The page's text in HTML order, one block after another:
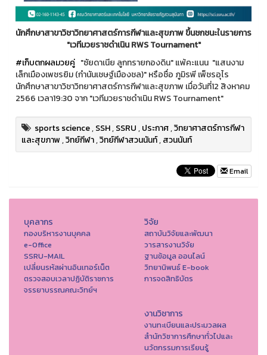
นักศึกษาสาขาวิชาวิทยาศาสตร์การกีฬาและสุขภาพ ขึ้นชกชนะในรายการ
"เวทีมวยราชดำเนิน RWS Tournament"
#เก็บตกผลมวยคู่ "ซัยดาเนีย ลูกทรายกองดิน" แพ้คะแนน "แสนงาม
เล็กเมืองเพชรยิม (กำนันเชษฐ์เมืองชล)" หรือชื่อ ภูมิรพี เพ็ชรอุไร
นักศึกษาสาขาวิชาวิทยาศาสตร์การกีฬาและสุขภาพ เมื่อวันที่12 สิงหาคม
2566 เวลา19:30 จาก "เวทีมวยราชดำเนิน RWS Tournament"
sports science,SSH,SSRU,ประกาศ,วิทยาศาสตร์การกีฬา
และสุขภาพ,วิทย์กีฬา,วิทย์กีฬาสวนนันท์,สวนนันท์
Email
บุคลากร
กองบริหารงานบุคคล
e-Office
SSRU-MAIL
เปลี่ยนรหัสผ่านอินเทอร์เน็ต
ตรวจสอบเวลาปฏิบัติราชการ
จรรยาบรรณคณะวิทย์ฯ
วิจัย
สถาบันวิจัยและพัฒนา
วารสารงานวิจัย
ฐานข้อมูล ออนไลน์
วิทยานิพนธ์ E-book
การจดสิทธิบัตร
งานวิชาการ
งานทะเบียนและประมวลผล
สำนักวิชาการศึกษาทั่วไปและ
นวัตกรรมการเรียนรู้